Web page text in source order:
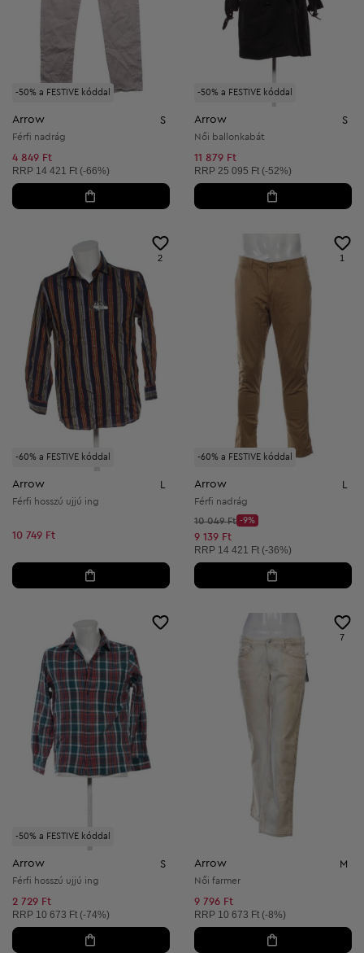
-50% a FESTIVE kóddal
Arrow S
Férfi nadrág
4 849 Ft
Ajánlott ár:
RRP 14 421 Ft (-66%)
-50% a FESTIVE kóddal
Arrow S
Női ballonkabát
11 879 Ft
Ajánlott ár:
RRP 25 095 Ft (-52%)
-60% a FESTIVE kóddal
2
Arrow L
Férfi hosszú ujjú ing
10 749 Ft
-60% a FESTIVE kóddal
1
Arrow L
Férfi nadrág
Kezdő ár:
10 049 Ft
Discount Price:
-9%
Csökkentett ár:
9 139 Ft
Ajánlott ár:
RRP 14 421 Ft (-36%)
-50% a FESTIVE kóddal
Arrow S
Férfi hosszú ujjú ing
2 729 Ft
Ajánlott ár:
RRP 10 673 Ft (-74%)
7
Arrow M
Női farmer
9 796 Ft
Ajánlott ár:
RRP 10 673 Ft (-8%)